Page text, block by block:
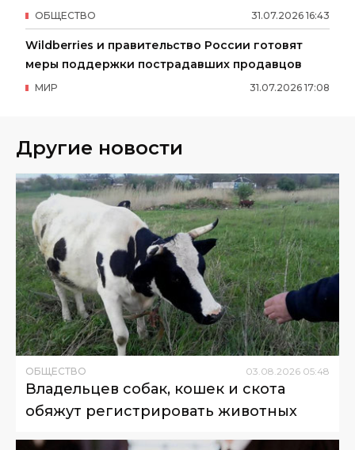
31.07.2026 16:43
ОБЩЕСТВО
Wildberries и правительство России готовят
меры поддержки пострадавших продавцов
31.07.2026 17:08
МИР
Другие новости
ОБЩЕСТВО 03 08 2026 05:48
Владельцев собак, кошек и скота
обяжут регистрировать животных